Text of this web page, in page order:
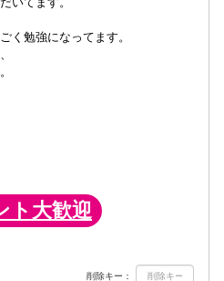
く勉強になってます。
ト大歓迎
削除キー：